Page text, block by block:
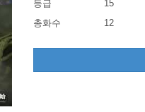
등급
15
총화수
12